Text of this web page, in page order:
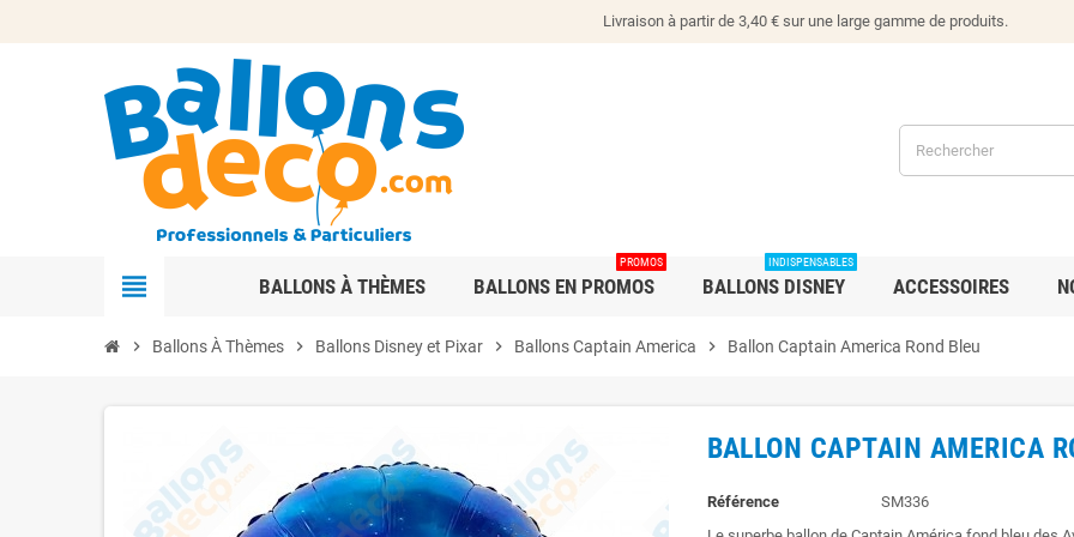
Livraison à partir de 3,40 € sur une large gamme de produits.
view_headline BALLONS À THÈMES BALLONS EN PROMOS
PROMOS
BALLONS DISNEY
INDISPENSABLES
ACCESSOIRES
chevron_right Ballons À Thèmes chevron_right Ballons Disney et Pixar chevron_right Ballons Captain America chevron_right Ballon Captain America Rond Bleu
BALLON CAPTAIN AMERICA
Référence
SM336